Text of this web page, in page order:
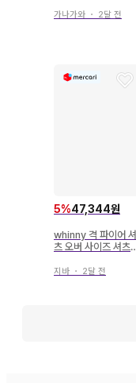
뢰계 M
가나가와 ・ 2달 전
5%47,344원
whinny 격 파이어 셔
츠 오버 사이즈 셔츠
지바 ・ 2달 전